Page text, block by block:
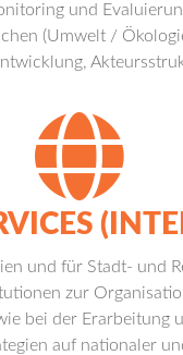
und
(Umwelt /
und für Stadt- und
zur
bei der Erarbeitung
auf nationaler